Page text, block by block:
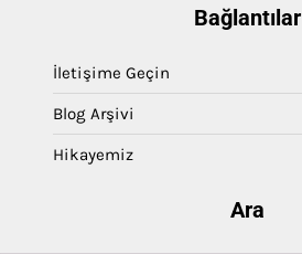
Bağlantılar
İletişime Geçin
Blog Arşivi
Hikayemiz
Ara